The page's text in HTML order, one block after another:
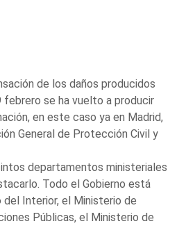
de los daños producidos
febrero se ha vuelto a producir
en este caso ya en Madrid,
General de Protección Civil y
departamentos ministeriales
Todo el Gobierno está
Interior, el Ministerio de
Públicas, el Ministerio de